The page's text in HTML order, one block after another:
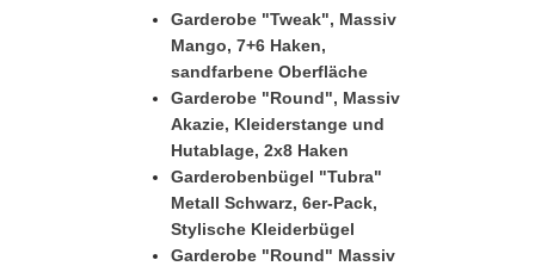
Garderobe "Tweak", Massiv
Mango, 7+6 Haken,
sandfarbene Oberfläche
Garderobe "Round", Massiv
Akazie, Kleiderstange und
Hutablage, 2x8 Haken
Garderobenbügel "Tubra"
Metall Schwarz, 6er-Pack,
Stylische Kleiderbügel
Garderobe "Round" Massiv